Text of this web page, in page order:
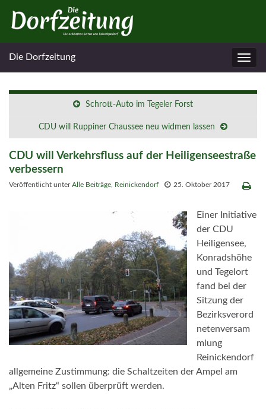
Die Dorfzeitung
Schrott-Auto im Tegeler Forst
CDU will Ruppiner Chaussee neu widmen lassen
CDU will Verkehrsfluss auf der Heiligenseestraße
verbessern
Veröffentlicht unterAlle Beiträge Reinickendorf 25. Oktober 2017
Einer Initiative
der CDU
Heiligensee,
Konradshöhe
und Tegelort
fand bei der
Sitzung der
Bezirksverord
netenversam
mlung
Reinickendorf
allgemeine Zustimmung: die Schaltzeiten der Ampel am
„Alten Fritz“ sollen überprüft werden.